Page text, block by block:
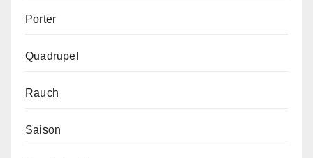
Porter
Quadrupel
Rauch
Saison